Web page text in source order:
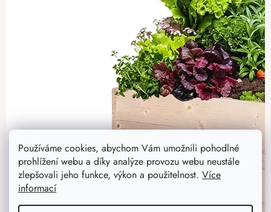
Používáme cookies, abychom Vám umožnili pohodlné
prohlížení webu a díky analýze provozu webu neustále
zlepšovali jeho funkce, výkon a použitelnost. Více
informací